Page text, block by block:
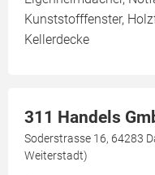
Kunststofffenster,
Kellerdecke
311 Handels
Soderstrasse 16, 64283
Weiterstadt)